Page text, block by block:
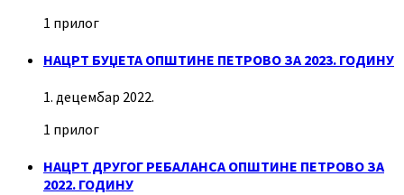
1 прилог
НАЦРТ БУЏЕТА ОПШТИНЕ ПЕТРОВО ЗА 2023. ГОДИНУ
1. децембар 2022.
1 прилог
НАЦРТ ДРУГОГ РЕБАЛАНСА ОПШТИНЕ ПЕТРОВО ЗА
2022. ГОДИНУ